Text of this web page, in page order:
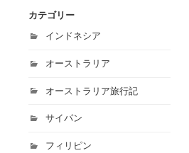
カテゴリー
インドネシア
オーストラリア
オーストラリア旅行記
サイパン
フィリピン